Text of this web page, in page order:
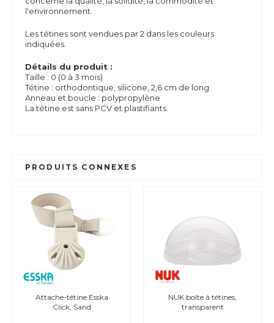
l'environnement.
Les tétines sont vendues par 2 dans les couleurs
indiquées.
Détails du produit :
Taille : 0 (0 à 3 mois)
Tétine : orthodontique, silicone, 2,6 cm de long
Anneau et boucle : polypropylène
La tétine est sans PCV et plastifiants.
PRODUITS CONNEXES
tétine Esska
NUK boîte à tétines,